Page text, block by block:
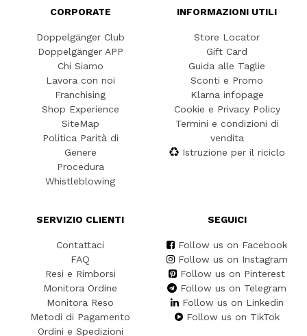
CORPORATE
Doppelgänger Club
Doppelgänger APP
Chi Siamo
Lavora con noi
Franchising
Shop Experience
SiteMap
Politica Parità di
Genere
Procedura
Whistleblowing
INFORMAZIONI UTILI
Store Locator
Gift Card
Guida alle Taglie
Sconti e Promo
Klarna infopage
Cookie e Privacy Policy
Termini e condizioni di
vendita
Istruzione per il riciclo
SERVIZIO CLIENTI
Contattaci
FAQ
Resi e Rimborsi
Monitora Ordine
Monitora Reso
Metodi di Pagamento
Ordini e Spedizioni
SEGUICI
Follow us on Facebook
Follow us on Instagram
Follow us on Pinterest
Follow us on Telegram
Follow us on Linkedin
Follow us on TikTok